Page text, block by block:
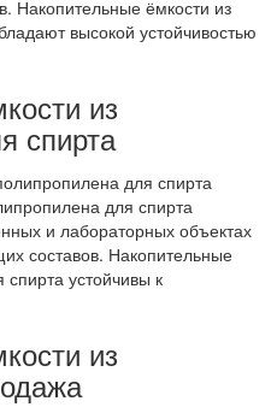
Накопительные ёмкости из
высокой устойчивостью
из
спирта
для спирта
и лабораторных объектах
составов. Накопительные
устойчивы к
из